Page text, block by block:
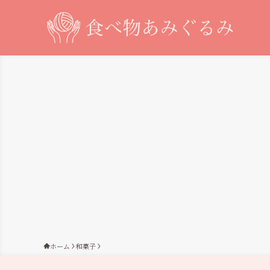
ホーム 和菓子